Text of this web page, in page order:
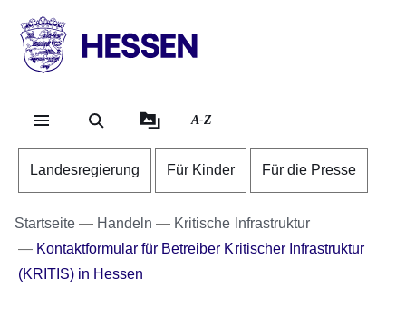
HESSEN
Landesregierung
A-Z
Landesregierung Für Kinder Für die Presse
Startseite Handeln
Kritische Infrastruktur
Kontaktformular für Betreiber Kritischer Infrastruktur
(KRITIS) in Hessen